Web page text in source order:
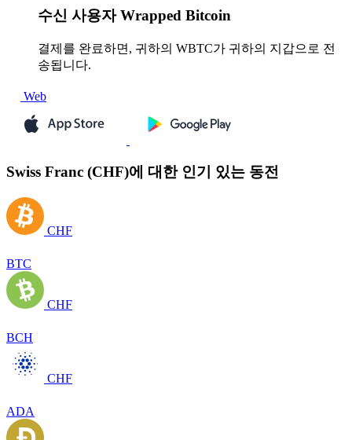
수신 사용자 Wrapped Bitcoin
결제를 완료하면, 귀하의 WBTC가 귀하의 지갑으로 전
송됩니다.
Web
Swiss Franc (CHF)에 대한 인기 있는 동전
CHF
BTC
CHF
BCH
CHF
ADA